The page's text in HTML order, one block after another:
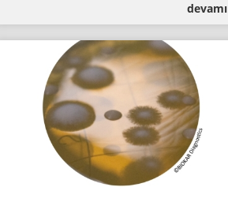
devamı